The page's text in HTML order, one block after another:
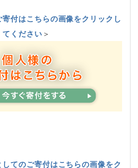
付はこちらの画像をクリックし
てください＞
てのご寄付はこちらの画像をク